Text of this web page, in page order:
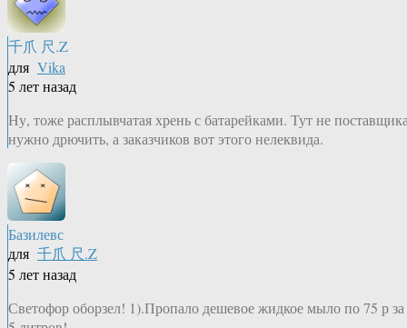
千爪 尺.Z
для Vika
5 лет назад
Ну, тоже расплывчатая хрень с батарейками. Тут не
нужно дрючить, а заказчиков вот этого нелеквида.
Базилевс
для 千爪 尺.Z
5 лет назад
Светофор оборзел! 1).Пропало дешевое жидкое мыло по 75 р за